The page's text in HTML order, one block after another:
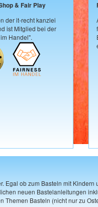
& Fair Play
der it-recht kanzlei
ist Mitglied bei der
Handel".
ob zum Basteln mit
neuen Bastelanleitungen
Basteln (nicht nur zu